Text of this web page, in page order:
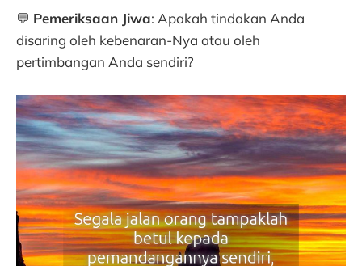
💬 Pemeriksaan Jiwa: Apakah tindakan Anda
disaring oleh kebenaran-Nya atau oleh
pertimbangan Anda sendiri?